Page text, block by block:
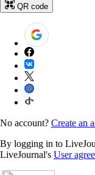
QR code
No account? Create an
By logging in to
LiveJournal's User